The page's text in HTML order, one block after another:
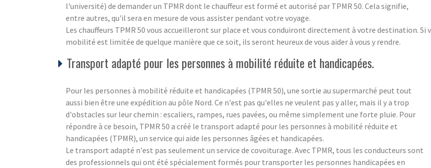
l'université) de demander un TPMR dont le chauffeur est formé et autorisé par TPMR 50. Cela signifie,
entre autres, qu'il sera en mesure de vous assister pendant votre voyage.
Les chauffeurs TPMR 50 vous accueilleront sur place et vous conduiront directement à votre destination.
mobilité est limitée de quelque manière que ce soit, ils seront heureux de vous aider à vous y rendre.
Transport adapté pour les personnes à mobilité réduite et handicapées.
Pour les personnes à mobilité réduite et handicapées (TPMR 50), une sortie au supermarché peut tout
aussi bien être une expédition au pôle Nord. Ce n'est pas qu'elles ne veulent pas y aller, mais il y a trop
d'obstacles sur leur chemin : escaliers, rampes, rues pavées, ou même simplement une forte pluie. Pour
répondre à ce besoin, TPMR 50 a créé le transport adapté pour les personnes à mobilité réduite et
handicapées (TPMR), un service qui aide les personnes âgées et handicapées.
Le transport adapté n'est pas seulement un service de covoiturage. Avec TPMR, tous les conducteurs sont
des professionnels qui ont été spécialement formés pour transporter les personnes handicapées en